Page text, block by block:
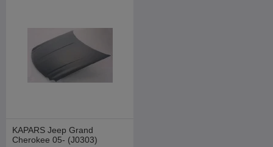
KAPARS Jeep Grand
Cherokee 05- (J0303)